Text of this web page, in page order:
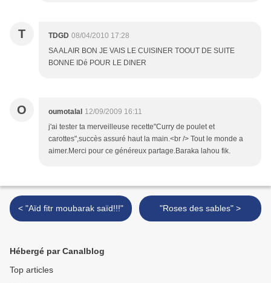
T TDGD 08/04/2010 17:28
SA ALAIR BON JE VAIS LE CUISINER TOOUT DE SUITE
BONNE IDé POUR LE DINER
O oumotalal 12/09/2009 16:11
j'ai tester ta merveilleuse recette"Curry de poulet et
carottes",succès assuré haut la main.<br /> Tout le monde a
aimer.Merci pour ce généreux partage.Baraka lahou fik.
< "Aïd fitr moubarak saïd!!!" "Roses des sables" >
Hébergé par Canalblog
Top articles